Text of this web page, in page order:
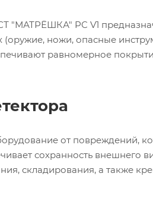
PC V1
ножи, опасные
равномерное
от повреждений,
сохранность внешнего
складирования, а также